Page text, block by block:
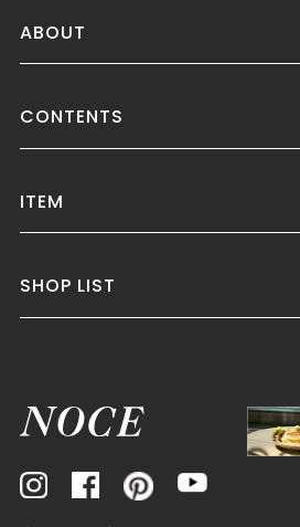
ABOUT
CONTENTS
ITEM
SHOP LIST